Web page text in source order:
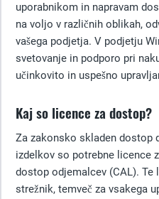
uporabnikom in napravam
na voljo v različnih oblikah,
vašega podjetja. V podjetju
svetovanje in podporo pri
učinkovito in uspešno
Kaj so licence za dostop?
Za zakonsko skladen dostop
izdelkov so potrebne licence
dostop odjemalcev (CAL).
strežnik, temveč za vsakega